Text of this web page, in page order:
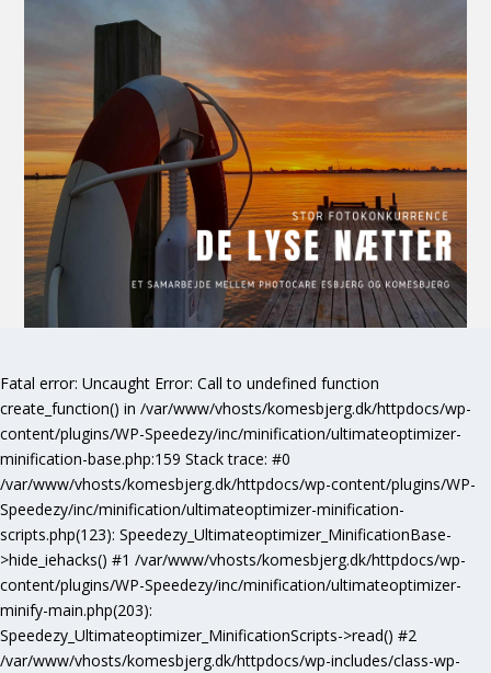
Fatal error: Uncaught Error: Call to undefined function
create_function() in /var/www/vhosts/komesbjerg.dk/httpdocs/wp-
content/plugins/WP-Speedezy/inc/minification/ultimateoptimizer-
minification-base.php:159 Stack trace: #0
/var/www/vhosts/komesbjerg.dk/httpdocs/wp-content/plugins/WP-
Speedezy/inc/minification/ultimateoptimizer-minification-
scripts.php(123): Speedezy_Ultimateoptimizer_MinificationBase-
>hide_iehacks() #1 /var/www/vhosts/komesbjerg.dk/httpdocs/wp-
content/plugins/WP-Speedezy/inc/minification/ultimateoptimizer-
minify-main.php(203):
Speedezy_Ultimateoptimizer_MinificationScripts->read() #2
/var/www/vhosts/komesbjerg.dk/httpdocs/wp-includes/class-wp-